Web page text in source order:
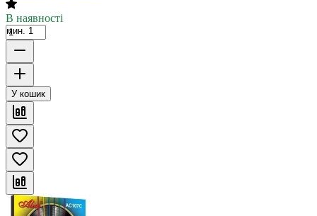
В наявності
мин. 1
У кошик